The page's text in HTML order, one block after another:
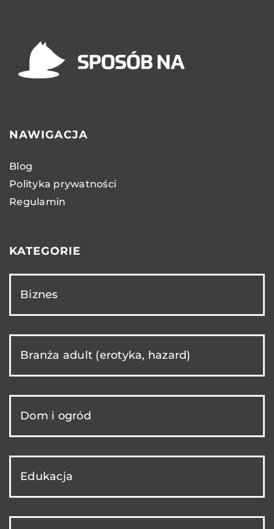
NAWIGACJA
Blog
Polityka prywatności
Regulamin
KATEGORIE
Biznes
Branża adult (erotyka, hazard)
Dom i ogród
Edukacja